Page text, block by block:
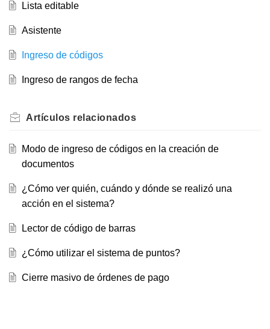
Lista editable
Asistente
Ingreso de códigos
Ingreso de rangos de fecha
Artículos relacionados
Modo de ingreso de códigos en la creación de
documentos
¿Cómo ver quién, cuándo y dónde se realizó una
acción en el sistema?
Lector de código de barras
¿Cómo utilizar el sistema de puntos?
Cierre masivo de órdenes de pago